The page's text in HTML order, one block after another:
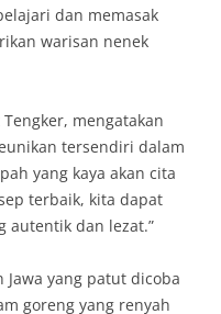
dan memasak
warisan nenek
mengatakan
tersendiri dalam
yang kaya akan cita
terbaik, kita dapat
autentik dan lezat.”
yang patut dicoba
goreng yang renyah